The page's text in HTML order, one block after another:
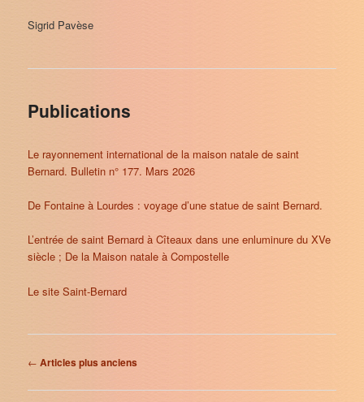
Sigrid Pavèse
Publications
Le rayonnement international de la maison natale de saint
Bernard. Bulletin n° 177. Mars 2026
De Fontaine à Lourdes : voyage d’une statue de saint Bernard.
L’entrée de saint Bernard à Cîteaux dans une enluminure du XVe
siècle ; De la Maison natale à Compostelle
Le site Saint-Bernard
Navigation
articles
← Articles plus anciens